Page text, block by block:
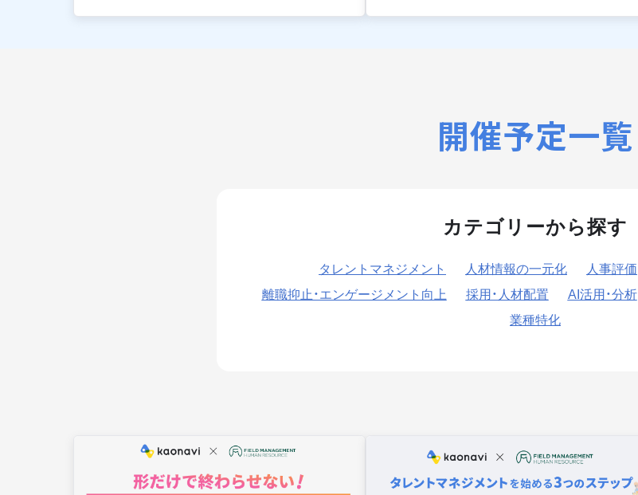
開催予定一覧
カテゴリーから探す
タレントマネジメント 人材情報の一元化 人事評価
離職抑止・エンゲージメント向上
採用・人材配置 AI活用・分析
業種特化